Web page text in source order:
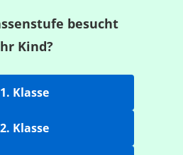
besucht
Kind?
1. Klasse
2. Klasse